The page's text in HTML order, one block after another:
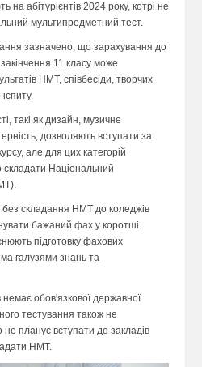
на абітурієнтів 2024 року, котрі не
мультипредметний тест.
зазначено, що зарахування до
11 класу може
НМТ, співбесіди, творчих
такі як дизайн, музичне
дозволяють вступати за
але для цих категорій
складати Національний
без складання НМТ до коледжів
бажаний фах у коротші
підготовку фахових
галузями знань та
обов'язкової державної
тестування також не
планує вступати до закладів
НМТ.